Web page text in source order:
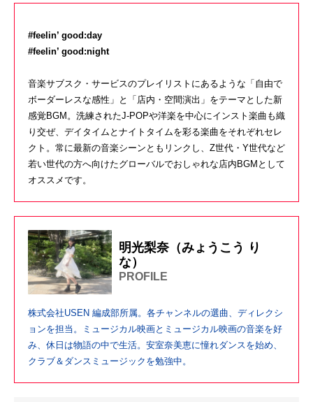
#feelin’ good:day
#feelin’ good:night
音楽サブスク・サービスのプレイリストにあるような「自由で
ボーダーレスな感性」と「店内・空間演出」をテーマとした新
感覚 BGM 。洗練されたJ-POPや洋楽を中心にインスト楽曲も織
り交ぜ、デイタイムとナイトタイムを彩る楽曲をそれぞれセレ
クト。常に最新の音楽シーンともリンクし、 Z世代・ Y世代など
若い世代の方へ向けたグローバルでおしゃれな店内 BGM として
オススメです。
明光梨奈（みょうこう り
な）
PROFILE
株式会社USEN 編成部所属。各チャンネルの選曲、ディレクシ
ョンを担当。ミュージカル映画とミュージカル映画の音楽を好
み、休日は物語の中で生活。安室奈美恵に憧れダンスを始め、
クラブ＆ダンスミュージックを勉強中。